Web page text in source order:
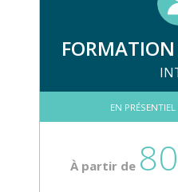
FORMATION
EN
À partir de